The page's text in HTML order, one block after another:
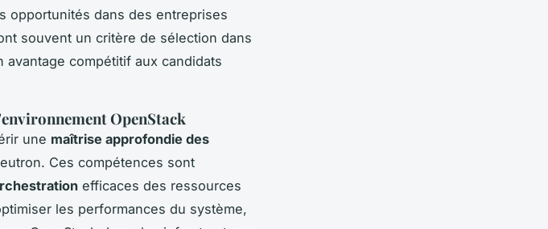
opportunités dans des entreprises
souvent un critère de sélection dans
compétitif aux candidats
OpenStack
une maîtrise approfondie des
Ces compétences sont
efficaces des ressources
les performances du système,